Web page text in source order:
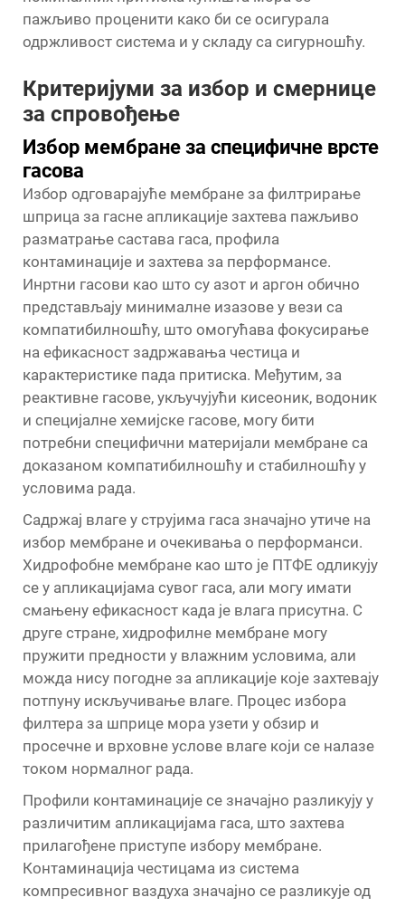
пажљиво проценити како би се осигурала
одржливост система и у складу са сигурношћу.
Критеријуми за избор и смернице
за спровођење
Избор мембране за специфичне врсте
гасова
Избор одговарајуће мембране за филтрирање
шприца за гасне апликације захтева пажљиво
разматрање састава гаса, профила
контаминације и захтева за перформансе.
Инртни гасови као што су азот и аргон обично
представљају минималне изазове у вези са
компатибилношћу, што омогућава фокусирање
на ефикасност задржавања честица и
карактеристике пада притиска. Међутим, за
реактивне гасове, укључујући кисеоник, водоник
и специјалне хемијске гасове, могу бити
потребни специфични материјали мембране са
доказаном компатибилношћу и стабилношћу у
условима рада.
Садржај влаге у струјима гаса значајно утиче на
избор мембране и очекивања о перформанси.
Хидрофобне мембране као што је ПТФЕ одликују
се у апликацијама сувог гаса, али могу имати
смањену ефикасност када је влага присутна. С
друге стране, хидрофилне мембране могу
пружити предности у влажним условима, али
можда нису погодне за апликације које захтевају
потпуну искључивање влаге. Процес избора
филтера за шприце мора узети у обзир и
просечне и врховне услове влаге који се налазе
током нормалног рада.
Профили контаминације се значајно разликују у
различитим апликацијама гаса, што захтева
прилагођене приступе избору мембране.
Контаминација честицама из система
компресивног ваздуха значајно се разликује од